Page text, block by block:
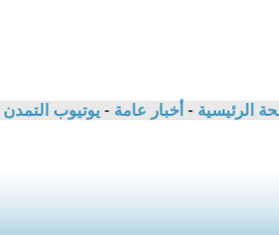
الرئيسية - أخبار عامة - يوتيوب التمدن